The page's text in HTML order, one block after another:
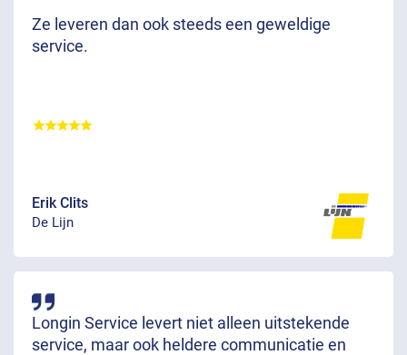
Ze leveren dan ook steeds een geweldige
service.
Erik Clits
De Lijn
Longin Service levert niet alleen uitstekende
service, maar ook heldere communicatie en